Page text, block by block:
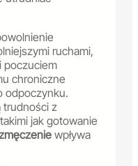
ruchami,
poczuciem
chroniczne
odpoczynku.
trudności z
jak gotowanie
wpływa